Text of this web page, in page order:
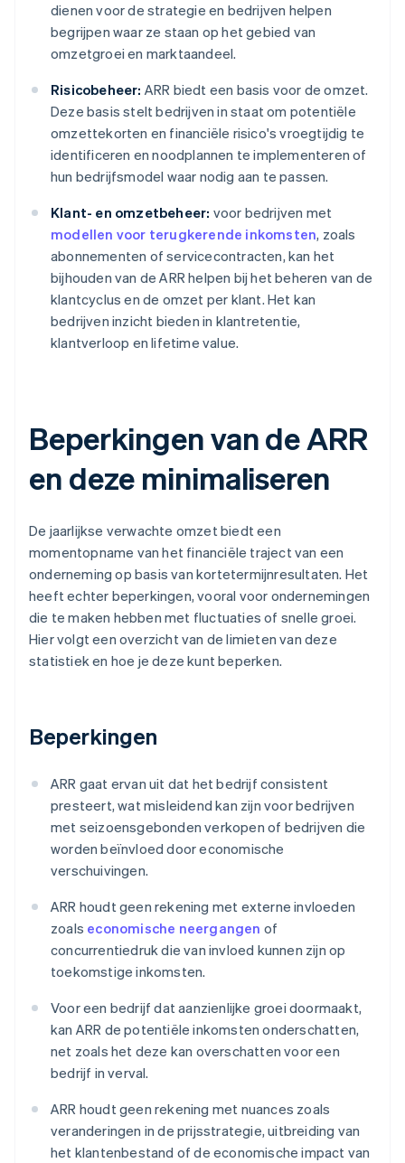
dienen voor de strategie en bedrijven helpen
begrijpen waar ze staan op het gebied van
omzetgroei en marktaandeel.
Risicobeheer: ARR biedt een basis voor de omzet.
Deze basis stelt bedrijven in staat om potentiële
omzettekorten en financiële risico's vroegtijdig te
identificeren en noodplannen te implementeren of
hun bedrijfsmodel waar nodig aan te passen.
Klant- en omzetbeheer: voor bedrijven met
modellen voor terugkerende inkomsten, zoals
abonnementen of servicecontracten, kan het
bijhouden van de ARR helpen bij het beheren van de
klantcyclus en de omzet per klant. Het kan
bedrijven inzicht bieden in klantretentie,
klantverloop en lifetime value.
Beperkingen van de ARR
en deze minimaliseren
De jaarlijkse verwachte omzet biedt een
momentopname van het financiële traject van een
onderneming op basis van kortetermijnresultaten. Het
heeft echter beperkingen, vooral voor ondernemingen
die te maken hebben met fluctuaties of snelle groei.
Hier volgt een overzicht van de limieten van deze
statistiek en hoe je deze kunt beperken.
Beperkingen
ARR gaat ervan uit dat het bedrijf consistent
presteert, wat misleidend kan zijn voor bedrijven
met seizoensgebonden verkopen of bedrijven die
worden beïnvloed door economische
verschuivingen.
ARR houdt geen rekening met externe invloeden
zoals economische neergangen of
concurrentiedruk die van invloed kunnen zijn op
toekomstige inkomsten.
Voor een bedrijf dat aanzienlijke groei doormaakt,
kan ARR de potentiële inkomsten onderschatten,
net zoals het deze kan overschatten voor een
bedrijf in verval.
ARR houdt geen rekening met nuances zoals
veranderingen in de prijsstrategie, uitbreiding van
het klantenbestand of de economische impact van